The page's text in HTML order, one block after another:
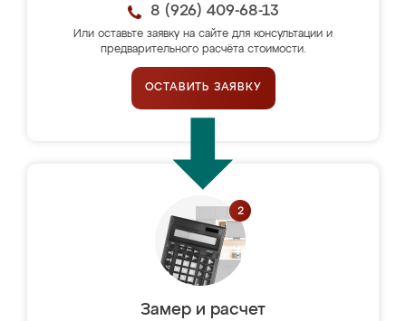
8 (926) 409-68-13
Или оставьте заявку на сайте для консультации и
предварительного расчёта стоимости.
ОСТАВИТЬ ЗАЯВКУ
Замер и расчет